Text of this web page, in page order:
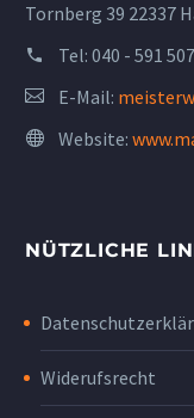
Tornberg 39 22337
Tel: 040 - 591 507
E-Mail:
Website:
NÜTZLICHE
Widerufsrecht